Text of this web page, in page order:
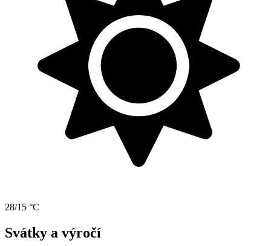
28/15 °C
Svátky a výročí